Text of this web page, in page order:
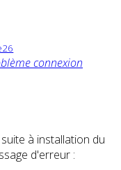
connexion
à installation du
d'erreur :